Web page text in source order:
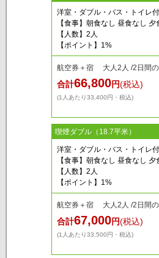
洋室・ダブル・バス・トイレ付
【食事】朝食なし 昼食なし 夕
【人数】2人
【ポイント】1%
航空券＋宿 大人2人 /2日間
合計66,800円(税込)
(1人あたり33,400円・税込)
喫煙ダブル（18.7平米）
洋室・ダブル・バス・トイレ付
【食事】朝食なし 昼食なし 夕
【人数】2人
【ポイント】1%
航空券＋宿 大人2人 /2日間
合計67,000円(税込)
(1人あたり33,500円・税込)